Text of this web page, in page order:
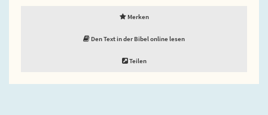
Merken
Den Text in der Bibel online lesen
Teilen